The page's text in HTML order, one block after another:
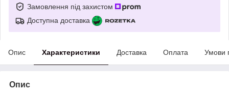
Замовлення під захистом
Доступна доставка
Опис Характеристики Доставка Оплата Умови
Опис